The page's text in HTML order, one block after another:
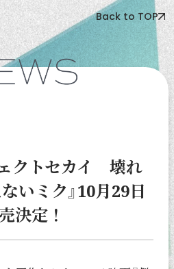
Back to TOP
クトセカイ 壊れ
いミク』10月29日
決定！